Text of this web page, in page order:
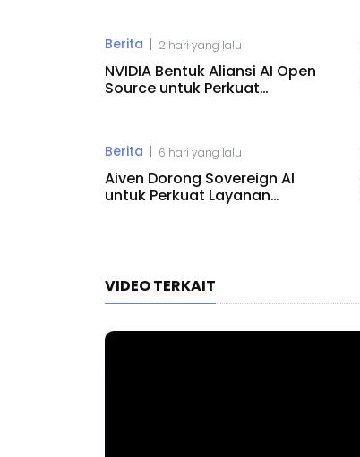
Berita | 2 hari yang lalu
NVIDIA Bentuk Aliansi AI Open
Source untuk Perkuat
Berita | 6 hari yang lalu
Aiven Dorong Sovereign AI
untuk Perkuat Layanan
VIDEO TERKAIT